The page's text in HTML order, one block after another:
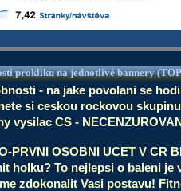
prokliku na jednotlivé bannery
- na jake povolani se
si ceskou rockovou
vysilac CS -
PRVNI OSOBNI UCET V CR
holku? To nejlepsi o baleni je
zdokonalit Vasi postavu!